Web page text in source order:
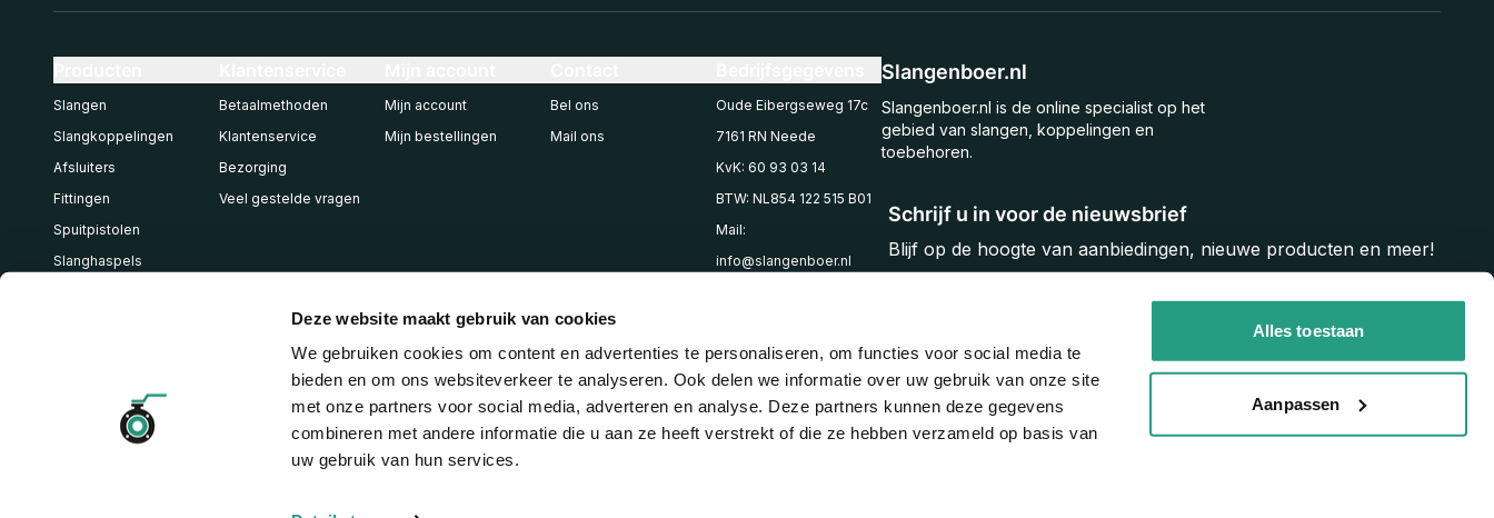
Deze website maakt gebruik van cookies
We gebruiken cookies om content en advertenties te personaliseren, om functies voor social media te
bieden en om ons websiteverkeer te analyseren. Ook delen we informatie over uw gebruik van onze site
met onze partners voor social media, adverteren en analyse. Deze partners kunnen deze gegevens
combineren met andere informatie die u aan ze heeft verstrekt of die ze hebben verzameld op basis van
uw gebruik van hun services.
Alles toestaan
Aanpassen
Schrijf u in voor de nieuwsbrief
Blijf op de hoogte van aanbiedingen, nieuwe producten en meer!
Slangenboer.nl
Slangenboer.nl is de online specialist op het
gebied van slangen, koppelingen en
toebehoren.
Slangen
Slangkoppelingen
Afsluiters
Fittingen
Spuitpistolen
Slanghaspels
Betaalmethoden
Klantenservice
Bezorging
Veel gestelde vragen
Mijn account
Mijn bestellingen
Bel ons
Mail ons
Oude Eibergseweg 17c
7161 RN Neede
KvK: 60 93 03 14
BTW: NL854 122 515 B01
Mail:
info@slangenboer.nl